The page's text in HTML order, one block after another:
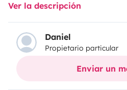
espaciosa, muy cómoda.
dormir. Cocina equipada con
cocinar, platos, vasos,
Autocaravana super nueva.
Ver la descripción
Daniel
Propietario particular
Enviar un